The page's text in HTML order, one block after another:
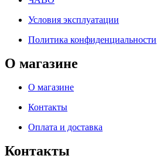
Условия эксплуатации
Политика конфиденциальности
О магазине
О магазине
Контакты
Оплата и доставка
Контакты